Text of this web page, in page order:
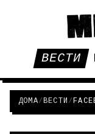
ВЕСТИ
ДОМА/ВЕСТИ /